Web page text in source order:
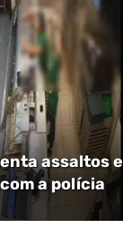
assaltos e
a polícia